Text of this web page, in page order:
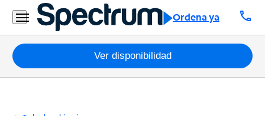
Ordena ya call
Residencial
Business
Paquetes
Internet
Ver disponibilidad